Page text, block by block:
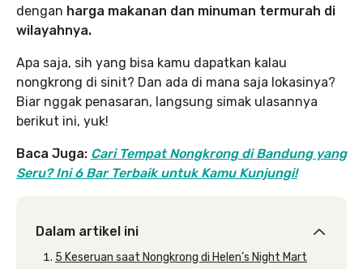
dengan harga makanan dan minuman termurah di
wilayahnya.
Apa saja, sih yang bisa kamu dapatkan kalau
nongkrong di sinit? Dan ada di mana saja lokasinya?
Biar nggak penasaran, langsung simak ulasannya
berikut ini, yuk!
Baca Juga: Cari Tempat Nongkrong di Bandung yang
Seru? Ini 6 Bar Terbaik untuk Kamu Kunjungi!
Dalam artikel ini
5 Keseruan saat Nongkrong di Helen’s Night Mart